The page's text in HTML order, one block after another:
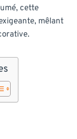
cette
mêlant